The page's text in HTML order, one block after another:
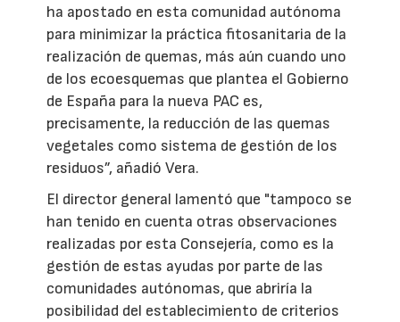
ha apostado en esta comunidad autónoma
para minimizar la práctica fitosanitaria de la
realización de quemas, más aún cuando uno
de los ecoesquemas que plantea el Gobierno
de España para la nueva PAC es,
precisamente, la reducción de las quemas
vegetales como sistema de gestión de los
residuos”, añadió Vera.
El director general lamentó que "tampoco se
han tenido en cuenta otras observaciones
realizadas por esta Consejería, como es la
gestión de estas ayudas por parte de las
comunidades autónomas, que abriría la
posibilidad del establecimiento de criterios